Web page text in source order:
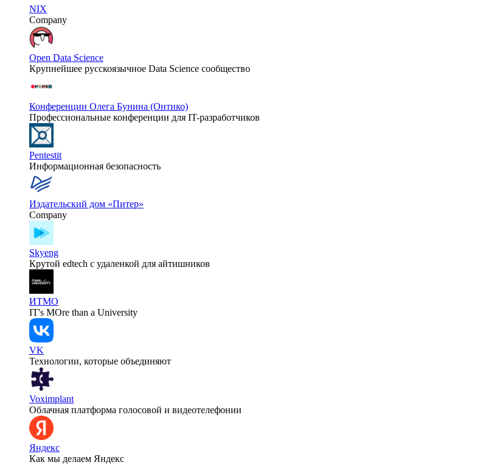
NIX
Company
Open Data Science
Крупнейшее русскоязычное Data Science сообщество
Конференции Олега Бунина (Онтико)
Профессиональные конференции для IT-разработчиков
Pentestit
Информационная безопасность
Издательский дом «Питер»
Company
Skyeng
Крутой edtech с удаленкой для айтишников
ИТМО
IT's MOre than a University
VK
Технологии, которые объединяют
Voximplant
Облачная платформа голосовой и видеотелефонии
Яндекс
Как мы делаем Яндекс